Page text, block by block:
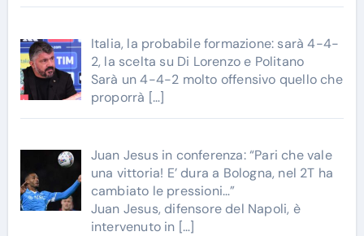
Italia, la probabile formazione: sarà 4-4-
2, la scelta su Di Lorenzo e Politano
Sarà un 4-4-2 molto offensivo quello che
proporrà […]
Juan Jesus in conferenza: “Pari che vale
una vittoria! E’ dura a Bologna, nel 2T ha
cambiato le pressioni…”
Juan Jesus, difensore del Napoli, è
intervenuto in […]